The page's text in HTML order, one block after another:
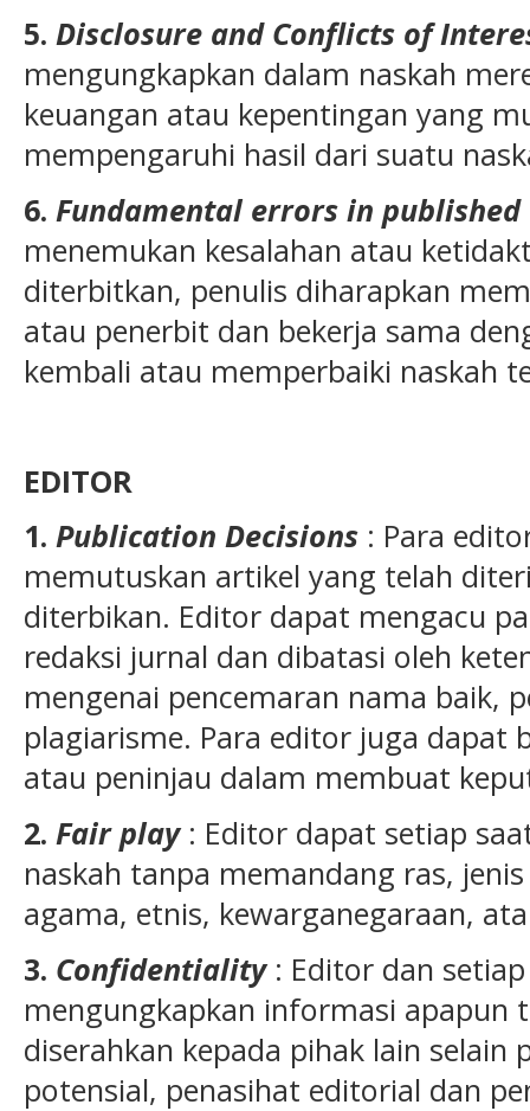
5. Disclosure and Conflicts of
mengungkapkan dalam naskah
keuangan atau kepentingan yang
mempengaruhi hasil dari suatu
6. Fundamental errors in published
menemukan kesalahan atau
diterbitkan, penulis diharapkan
atau penerbit dan bekerja sama
kembali atau memperbaiki naskah
EDITOR
1. Publication Decisions : Para
memutuskan artikel yang telah
diterbikan. Editor dapat mengacu
redaksi jurnal dan dibatasi oleh
mengenai pencemaran nama baik,
plagiarisme. Para editor juga dapat
atau peninjau dalam membuat
2. Fair play: Editor dapat setiap
naskah tanpa memandang ras,
agama, etnis, kewarganegaraan,
3. Confidentiality: Editor dan
mengungkapkan informasi apapun
diserahkan kepada pihak lain selain
potensial, penasihat editorial dan